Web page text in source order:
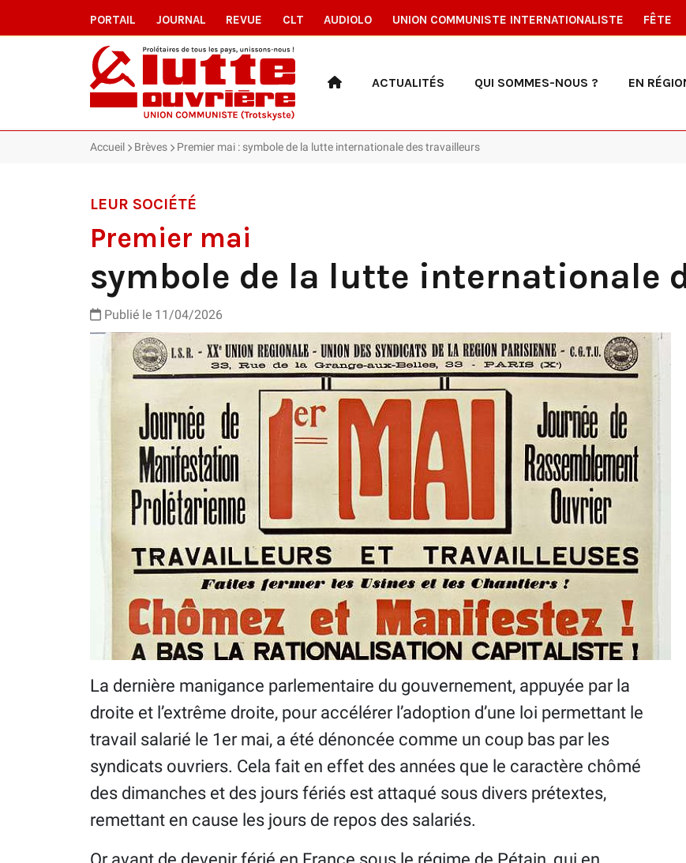
PORTAIL JOURNAL REVUE CLT AUDIOLO UNION COMMUNISTE INTERNATIONALISTE FÊTE
ACTUALITÉS QUI SOMMES-NOUS ? EN
Accueil Brèves Premier mai : symbole de la lutte internationale des travailleurs
LEUR SOCIÉTÉ
Premier mai
symbole de la lutte internationale
Publié le 11/04/2026
La dernière manigance parlementaire du gouvernement, appuyée par la
droite et l’extrême droite, pour accélérer l’adoption d’une loi permettant le
travail salarié le 1er mai, a été dénoncée comme un coup bas par les
syndicats ouvriers. Cela fait en effet des années que le caractère chômé
des dimanches et des jours fériés est attaqué sous divers prétextes,
remettant en cause les jours de repos des salariés.